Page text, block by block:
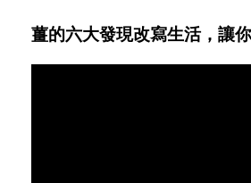
薑的六大發現改寫生活，讓